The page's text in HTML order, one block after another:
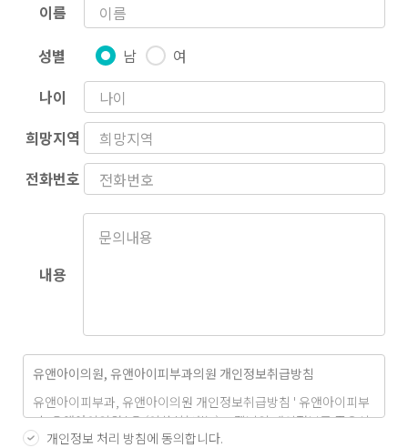
이름
성별
남
여
나이
희망지역
전화번호
내용
유앤아이의원, 유앤아이피부과의원 개인정보취급방침
유앤아이피부과, 유앤아이의원 개인정보취급방침 ' 유앤아이피부
과, 유앤아이의원 ' 은 (이하 '회사'는) 고객님의 개인정보를 중요시
하며, "정보통신망 이용촉진 및 정보 보호"에 관한 법률을 준수하고
개인정보 처리 방침에 동의합니다.